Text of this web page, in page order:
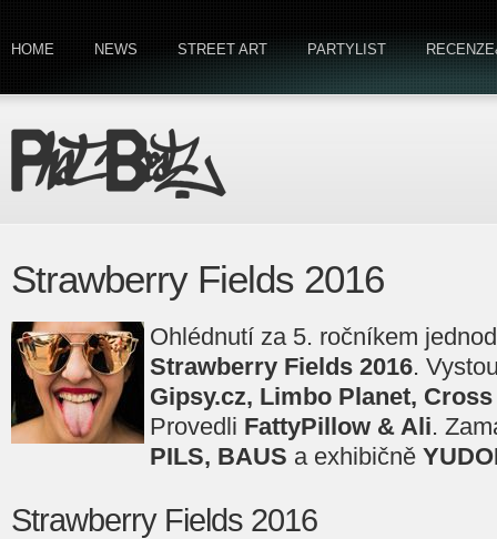
HOME NEWS STREET ART PARTYLIST
Strawberry Fields 2016
Ohlédnutí za 5. ročníkem
Strawberry Fields 2016.
Gipsy.cz, Limbo Planet,
Provedli FattyPillow & Ali.
PILS, BAUS a exhibičně
Strawberry Fields 2016